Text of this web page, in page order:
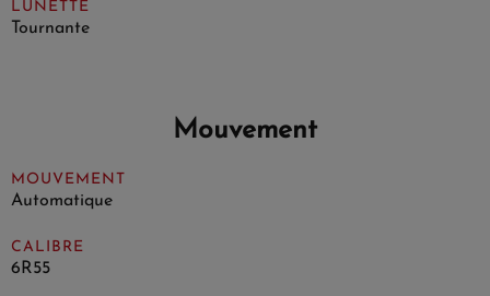
LUNETTE
Tournante
Mouvement
MOUVEMENT
Automatique
CALIBRE
6R55